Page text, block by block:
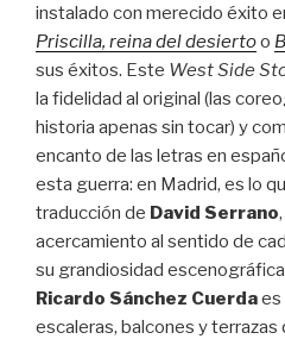
instalado con merecido éxito
Priscilla, reina del desiertoo
sus éxitos. Este West Side
la fidelidad al original (las
historia apenas sin tocar) y
encanto de las letras en
esta guerra: en Madrid, es lo
traducción de David Serrano
acercamiento al sentido de
su grandiosidad
Ricardo Sánchez Cuerdaes
escaleras, balcones y